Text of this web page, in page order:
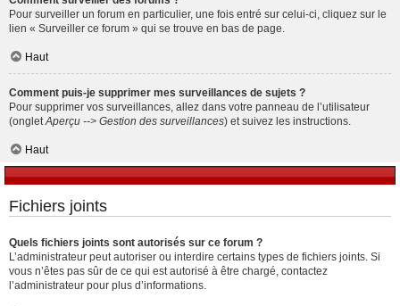
Pour surveiller un forum en particulier, une fois entré sur celui-ci, cliquez sur le
lien « Surveiller ce forum » qui se trouve en bas de page.
Haut
Comment puis-je supprimer mes surveillances de sujets ?
Pour supprimer vos surveillances, allez dans votre panneau de l’utilisateur
(onglet Aperçu --> Gestion des surveillances) et suivez les instructions.
Haut
Fichiers joints
Quels fichiers joints sont autorisés sur ce forum ?
L’administrateur peut autoriser ou interdire certains types de fichiers joints. Si
vous n’êtes pas sûr de ce qui est autorisé à être chargé, contactez
l’administrateur pour plus d’informations.